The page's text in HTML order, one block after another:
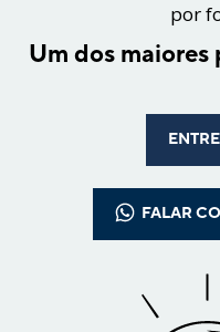
por
Um dos
FALAR